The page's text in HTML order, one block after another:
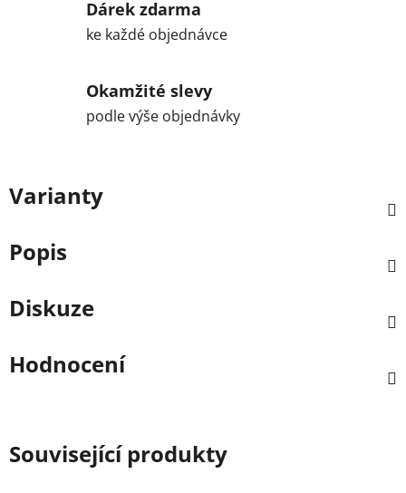
Dárek zdarma
ke každé objednávce
Okamžité slevy
podle výše objednávky
Varianty
Popis
Diskuze
Hodnocení
Související produkty